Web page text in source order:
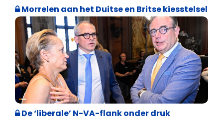
Morrelen aan het Duitse en Britse kiesstelsel
Binnenland politiek
De ‘liberale’ N-VA-flank onder druk